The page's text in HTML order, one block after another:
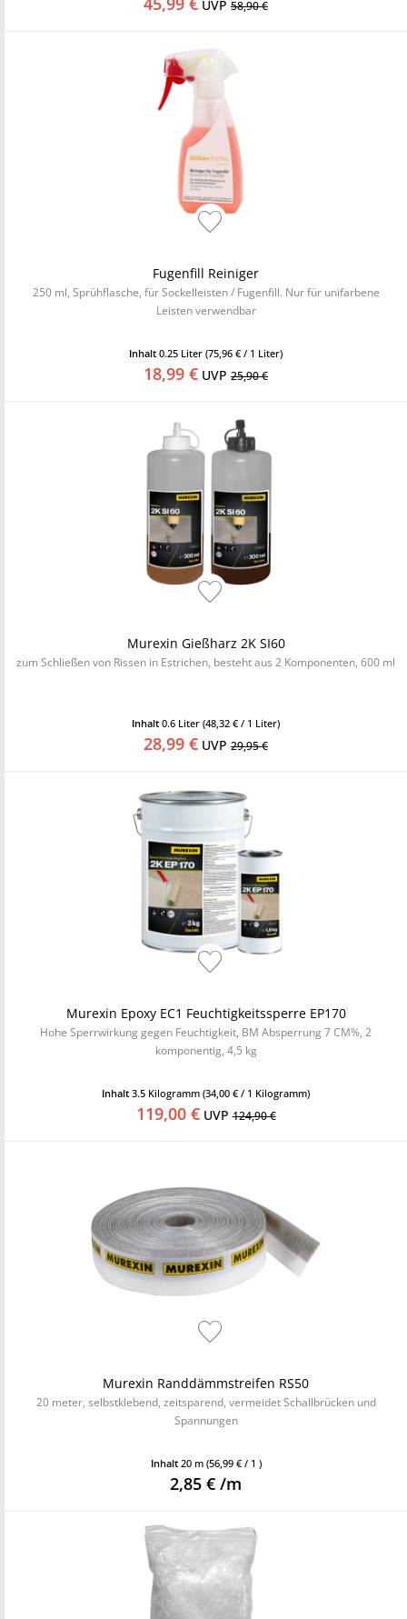
UVP 58,90 €
Fugenfill Reiniger
250 ml, Sprühflasche, für Sockelleisten / Fugenfill. Nur für unifarbene
Leisten verwendbar
Inhalt 0.25 Liter (75,96 € / 1 Liter)
18,99 € UVP 25,90 €
Murexin Gießharz 2K SI60
zum Schließen von Rissen in Estrichen, besteht aus 2 Komponenten, 600 ml
Inhalt 0.6 Liter (48,32 € / 1 Liter)
28,99 € UVP 29,95 €
Murexin Epoxy EC1 Feuchtigkeitssperre EP170
Hohe Sperrwirkung gegen Feuchtigkeit, BM Absperrung 7 CM%, 2
komponentig, 4,5 kg
Inhalt 3.5 Kilogramm (34,00 € / 1 Kilogramm)
119,00 €UVP124,90 €
Murexin Randdämmstreifen RS50
20 meter, selbstklebend, zeitsparend, vermeidet Schallbrücken und
Spannungen
Inhalt 20 m (56,99 € / 1 )
2,85 € /m